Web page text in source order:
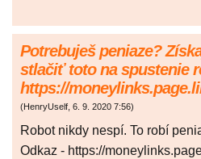
Potrebuješ peniaze?
stlačiť toto na spustenie
https://
(HenryUself, 6. 9. 2020 7:56)
Robot nikdy nespí. To robí
Odkaz - https://